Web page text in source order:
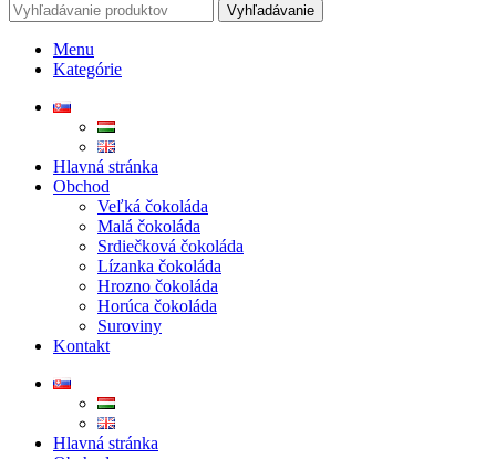
Vyhľadávanie
Menu
Kategórie
Hlavná stránka
Obchod
Veľká čokoláda
Malá čokoláda
Srdiečková čokoláda
Lízanka čokoláda
Hrozno čokoláda
Horúca čokoláda
Suroviny
Kontakt
Hlavná stránka